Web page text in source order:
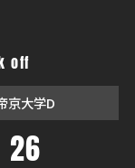
off
京大学D
26